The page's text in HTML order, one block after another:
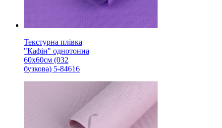
Текстурна плівка
"Кафін" однотонна
60х60см (032
бузкова) 5-84616